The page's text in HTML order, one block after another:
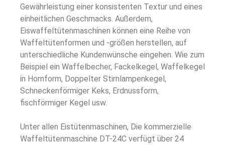
Gewährleistung einer konsistenten Textur und eines
einheitlichen Geschmacks. Außerdem,
Eiswaffeltütenmaschinen können eine Reihe von
Waffeltütenformen und -größen herstellen, auf
unterschiedliche Kundenwünsche eingehen. Wie zum
Beispiel ein Waffelbecher, Fackelkegel, Waffelkegel
in Hornform, Doppelter Stirnlampenkegel,
Schneckenförmiger Keks, Erdnussform,
fischförmiger Kegel usw.
Unter allen Eistütenmaschinen, Die kommerzielle
Waffeltütenmaschine DT-24C verfügt über 24